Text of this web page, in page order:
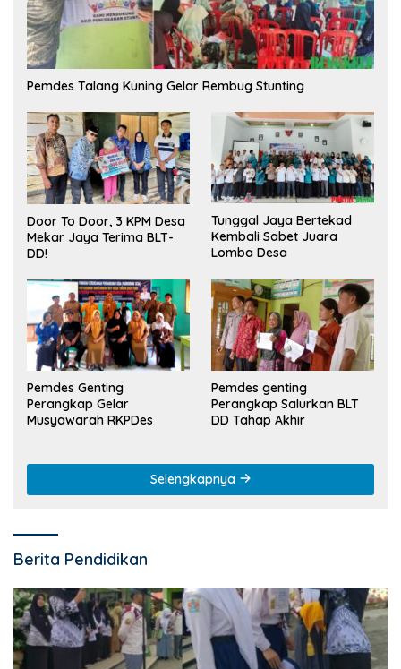
Pemdes Talang Kuning Gelar Rembug Stunting
Door To Door, 3 KPM Desa
Mekar Jaya Terima BLT-
DD!
Tunggal Jaya Bertekad
Kembali Sabet Juara
Lomba Desa
Pemdes Genting
Perangkap Gelar
Musyawarah RKPDes
Pemdes genting
Perangkap Salurkan BLT
DD Tahap Akhir
Selengkapnya
Berita Pendidikan